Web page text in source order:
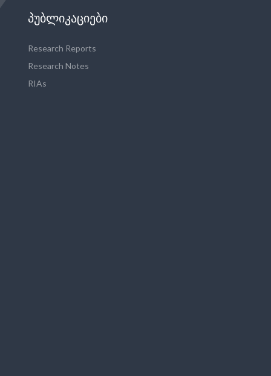
ᲞᲣᲑᲚᲘᲙᲐᲪᲘᲔᲑᲘ
Research Reports
Research Notes
RIAs